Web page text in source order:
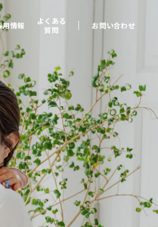
用情報
よくある
質問
お問い合わせ